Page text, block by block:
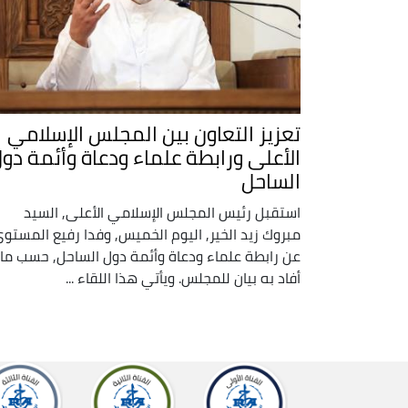
تعزيز التعاون بين المجلس الإسلامي
الأعلى ورابطة علماء ودعاة وأئمة
الساحل
استقبل رئيس المجلس الإسلامي الأعلى, السيد
مبروك زيد الخير, اليوم الخميس, وفدا رفيع
عن رابطة علماء ودعاة وأئمة دول الساحل, حسب ما
أفاد به بيان للمجلس. ويأتي هذا اللقاء ...